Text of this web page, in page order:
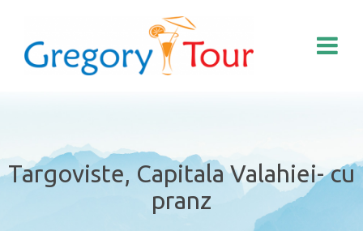
Targoviste, Capitala Valahiei- cu
pranz